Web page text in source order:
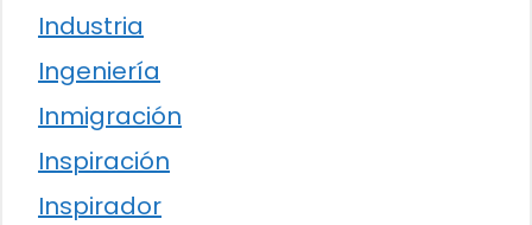
Industria
Ingeniería
Inmigración
Inspiración
Inspirador